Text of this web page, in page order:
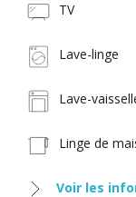
TV
Lave-linge
Lave-
Linge de
Voir les